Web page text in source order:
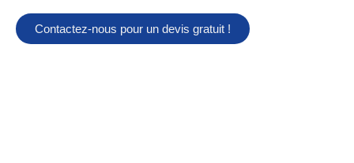
Contactez-nous pour un devis gratuit !